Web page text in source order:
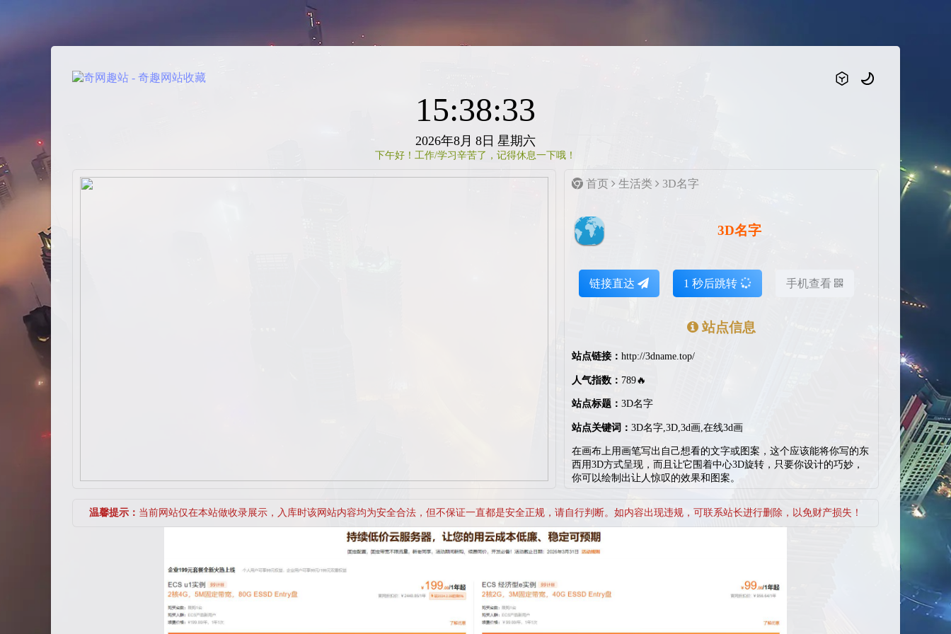
15:38:34
2026年8月 8日 星期六
下午好！工作/学习辛苦了，记得休息一下哦！
首页 生活类 3D名字
3D名字
链接直达 1 秒后跳转 手机查看
站点信息
站点链接：http://3dname.top/
人气指数：789🔥
站点标题：3D名字
站点关键词：3D名字,3D,3d画,在线3d画
在画布上用画笔写出自己想看的文字或图案，这个应该能将你写的东
西用3D方式呈现，而且让它围着中心3D旋转，只要你设计的巧妙，
你可以绘制出让人惊叹的效果和图案。
温馨提示： 当前网站仅在本站做收录展示，入库时该网站内容均为安全合法，但不保证一直都是安全正规，请自行判断。如内容出现违规，可联系站长进行删除，以免财产损失！